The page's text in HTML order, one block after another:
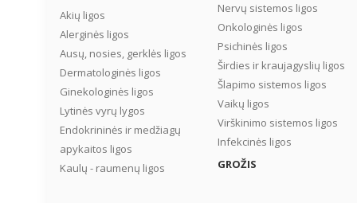
Akių ligos
Alerginės ligos
Ausų, nosies, gerklės ligos
Dermatologinės ligos
Ginekologinės ligos
Lytinės vyrų lygos
Endokrininės ir medžiagų
apykaitos ligos
Kaulų - raumenų ligos
Nervų sistemos ligos
Onkologinės ligos
Psichinės ligos
Širdies ir kraujagyslių ligos
Šlapimo sistemos ligos
Vaikų ligos
Virškinimo sistemos ligos
Infekcinės ligos
GROŽIS